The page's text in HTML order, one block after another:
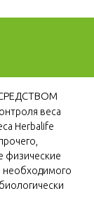
веса
Herbalife
физические
необходимого